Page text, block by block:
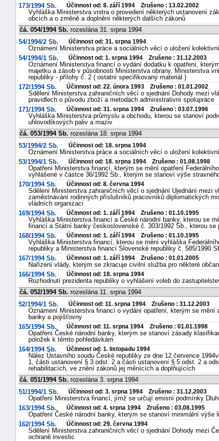
173/1994 Sb. Účinnost od: 8. září 1994 Zrušeno : 13.02.2002
Vyhláška Ministerstva vnitra o provedení některých ustanovení
obcích a o změně a doplnění některých dalších zákonů
čá. 054/1994 Sb. rozeslána 31. srpna 1994
54/1994/2 Sb.
Účinnost od: 31. srpna 1994
Oznámení Ministerstva práce a sociálních věcí o uložení
54/1994/1 Sb.
Účinnost od: 1. srpna 1994 Zrušeno : 31.12.2003
Oznámení Ministerstva financí o vydání dodatku k opatření,
majetku a zásob v působnosti Ministerstva obrany, Ministerstva
republiky - přílohy č. 2 ( ostatní specifikovaný materiál )
172/1994 Sb.
Účinnost od: 22. února 1993 Zrušeno : 01.01.2002
Sdělení Ministerstva zahraničních věcí o sjednání Dohody mezi
pravidlech o původu zboží a metodách administrativní spolupráce
171/1994 Sb.
Účinnost od: 31. srpna 1994 Zrušeno : 03.07.1996
Vyhláška Ministerstva průmyslu a obchodu, kterou se stanoví
uhlovodíkových paliv a maziv
čá. 053/1994 Sb. rozeslána 18. srpna 1994
53/1994/2 Sb.
Účinnost od: 18. srpna 1994
Oznámení Ministerstva práce a sociálních věcí o uložení
53/1994/1 Sb.
Účinnost od: 18. srpna 1994 Zrušeno : 01.08.1998
Opatření Ministerstva financí, kterým se mění opatření
vyhlášené v částce 36/1992 Sb., kterým se stanoví výše
170/1994 Sb.
Účinnost od: 8. června 1994
Sdělení Ministerstva zahraničních věcí o sjednání Ujednání mezi
zaměstnávání rodinných příslušníků pracovníků diplomatických
vládních organizací
169/1994 Sb.
Účinnost od: 1. září 1994 Zrušeno : 01.10.1995
Vyhláška Ministerstva financí a České národní banky, kterou se
financí a Státní banky československé č. 303/1992 Sb., kterou se
168/1994 Sb.
Účinnost od: 1. září 1994 Zrušeno : 01.10.1995
Vyhláška Ministerstva financí, kterou se mění vyhláška
republiky a Ministerstva financí Slovenské republiky č. 585/1990
167/1994 Sb.
Účinnost od: 1. září 1994 Zrušeno : 01.01.2005
Nařízení vlády, kterým se zkracuje civilní služba pro některé
166/1994 Sb.
Účinnost od: 18. srpna 1994
Rozhodnutí prezidenta republiky o vyhlášení voleb do
čá. 052/1994 Sb. rozeslána 11. srpna 1994
52/1994/1 Sb.
Účinnost od: 11. srpna 1994 Zrušeno : 31.12.2003
Oznámení Ministerstva financí o vydání opatření, kterým se mění
banky a pojišťovny
165/1994 Sb.
Účinnost od: 11. srpna 1994 Zrušeno : 01.01.1998
Opatření České národní banky, kterým se stanoví zásady
položek k těmto pohledávkám
164/1994 Sb.
Účinnost od: 1. listopadu 1994
Nález Ústavního soudu České republiky ze dne 12.července
1, části ustanovení § 3 odst. 2 a části ustanovení § 5 odst. 2 a
rehabilitacích, ve znění zákonů jej měnících a doplňujících
čá. 051/1994 Sb. rozeslána 3. srpna 1994
51/1994/1 Sb.
Účinnost od: 3. srpna 1994 Zrušeno : 31.12.2003
Opatření Ministerstva financí, jímž se určují emisní podmínky
163/1994 Sb.
Účinnost od: 4. srpna 1994 Zrušeno : 03.08.1995
Opatření České národní banky, kterým se stanoví minimální výše
162/1994 Sb.
Účinnost od: 29. června 1994
Sdělení Ministerstva zahraničních věcí o sjednání Dohody mezi
ochraně investic